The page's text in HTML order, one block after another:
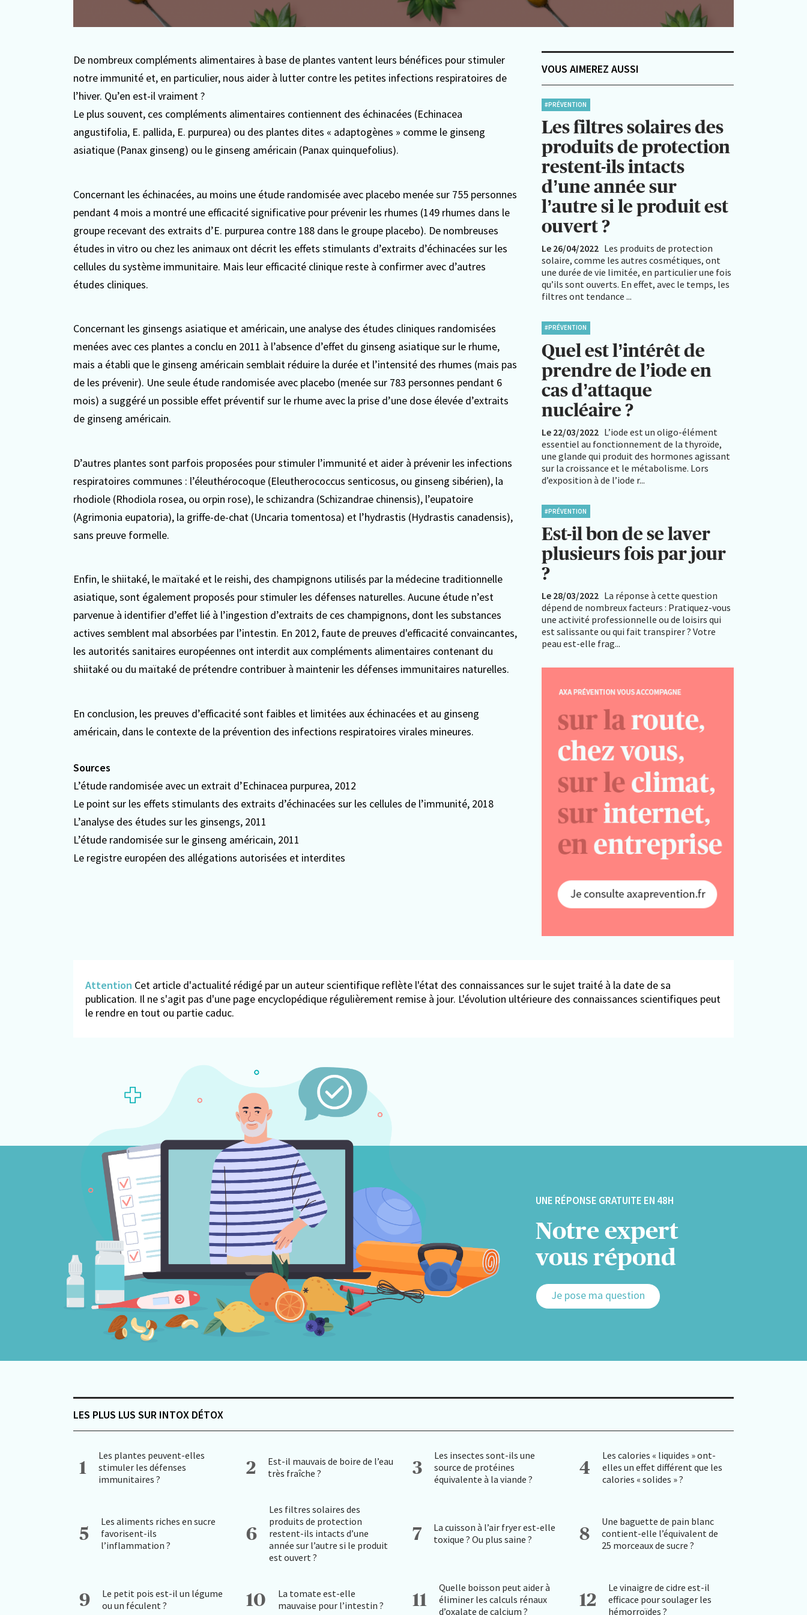
De nombreux compléments alimentaires à base de plantes vantent leurs bénéfices pour stimuler
notre immunité et, en particulier, nous aider à lutter contre les petites infections respiratoires de
l’hiver. Qu’en est-il vraiment ?
Le plus souvent, ces compléments alimentaires contiennent des échinacées (Echinacea
angustifolia, E. pallida, E. purpurea) ou des plantes dites « adaptogènes » comme le ginseng
asiatique (Panax ginseng) ou le ginseng américain (Panax quinquefolius).
Concernant les échinacées, au moins une étude randomisée avec placebo menée sur 755 personnes
pendant 4 mois a montré une efficacité significative pour prévenir les rhumes (149 rhumes dans le
groupe recevant des extraits d’E. purpurea contre 188 dans le groupe placebo). De nombreuses
études in vitro ou chez les animaux ont décrit les effets stimulants d’extraits d’échinacées sur les
cellules du système immunitaire. Mais leur efficacité clinique reste à confirmer avec d’autres
études cliniques.
Concernant les ginsengs asiatique et américain, une analyse des études cliniques randomisées
menées avec ces plantes a conclu en 2011 à l’absence d’effet du ginseng asiatique sur le rhume,
mais a établi que le ginseng américain semblait réduire la durée et l’intensité des rhumes (mais pas
de les prévenir). Une seule étude randomisée avec placebo (menée sur 783 personnes pendant 6
mois) a suggéré un possible effet préventif sur le rhume avec la prise d’une dose élevée d’extraits
de ginseng américain.
D’autres plantes sont parfois proposées pour stimuler l’immunité et aider à prévenir les infections
respiratoires communes : l’éleuthérocoque (Eleutherococcus senticosus, ou ginseng sibérien), la
rhodiole (Rhodiola rosea, ou orpin rose), le schizandra (Schizandrae chinensis), l’eupatoire
(Agrimonia eupatoria), la griffe-de-chat (Uncaria tomentosa) et l’hydrastis (Hydrastis canadensis),
sans preuve formelle.
Enfin, le shiitaké, le maïtaké et le reishi, des champignons utilisés par la médecine traditionnelle
asiatique, sont également proposés pour stimuler les défenses naturelles. Aucune étude n’est
parvenue à identifier d’effet lié à l’ingestion d’extraits de ces champignons, dont les substances
actives semblent mal absorbées par l’intestin. En 2012, faute de preuves d'efficacité convaincantes,
les autorités sanitaires européennes ont interdit aux compléments alimentaires contenant du
shiitaké ou du maïtaké de prétendre contribuer à maintenir les défenses immunitaires naturelles.
En conclusion, les preuves d’efficacité sont faibles et limitées aux échinacées et au ginseng
américain, dans le contexte de la prévention des infections respiratoires virales mineures.
Sources
L’étude randomisée avec un extrait d’Echinacea purpurea, 2012
Le point sur les effets stimulants des extraits d’échinacées sur les cellules de l’immunité, 2018
L’analyse des études sur les ginsengs, 2011
L’étude randomisée sur le ginseng américain, 2011
Le registre européen des allégations autorisées et interdites
Attention Cet article d'actualité rédigé par un auteur scientifique reflète l'état des connaissances sur le sujet traité à la date de sa
publication. Il ne s'agit pas d'une page encyclopédique régulièrement remise à jour. L'évolution ultérieure des connaissances scientifiques peut
le rendre en tout ou partie caduc.
VOUS AIMEREZ AUSSI
#PRÉVENTION
Les filtres solaires des
produits de protection
restent-ils intacts
d’une année sur
l’autre si le produit est
ouvert ?
Le 26/04/2022 Les produits de protection
solaire, comme les autres cosmétiques, ont
une durée de vie limitée, en particulier une fois
qu’ils sont ouverts. En effet, avec le temps, les
filtres ont tendance ...
#PRÉVENTION
Quel est l’intérêt de
prendre de l’iode en
cas d’attaque
nucléaire ?
Le 22/03/2022 L’iode est un oligo-élément
essentiel au fonctionnement de la thyroïde,
une glande qui produit des hormones agissant
sur la croissance et le métabolisme. Lors
d’exposition à de l’iode r...
#PRÉVENTION
Est-il bon de se laver
plusieurs fois par jour
?
Le 28/03/2022 La réponse à cette question
dépend de nombreux facteurs : Pratiquez-vous
une activité professionnelle ou de loisirs qui
est salissante ou qui fait transpirer ? Votre
peau est-elle frag...
UNE RÉPONSE GRATUITE EN 48H
Notre expert
vous répond
Je pose ma question
LES PLUS LUS SUR INTOX DÉTOX
1
Les plantes peuvent-elles
stimuler les défenses
immunitaires ?
2
Est-il mauvais de boire de l’eau
très fraîche ?
3
Les insectes sont-ils une
source de protéines
équivalente à la viande ?
4
Les calories « liquides » ont-
elles un effet différent que les
calories « solides » ?
5
Les aliments riches en sucre
favorisent-ils
l’inflammation ?
6
Les filtres solaires des
produits de protection
restent-ils intacts d’une
année sur l’autre si le produit
est ouvert ?
7
La cuisson à l’air fryer est-elle
toxique ? Ou plus saine ?
8
Une baguette de pain blanc
contient-elle l’équivalent de
25 morceaux de sucre ?
9
Le petit pois est-il un légume
ou un féculent ?
10
La tomate est-elle
mauvaise pour l’intestin ?
11
Quelle boisson peut aider à
éliminer les calculs rénaux
d’oxalate de calcium ?
12
Le vinaigre de cidre est-il
efficace pour soulager les
hémorroïdes ?